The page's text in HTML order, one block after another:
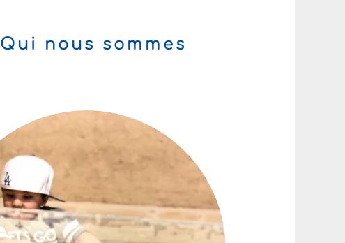
Qui nous sommes